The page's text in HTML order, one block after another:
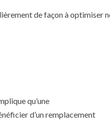
de façon à optimiser
qu’une
d’un remplacement